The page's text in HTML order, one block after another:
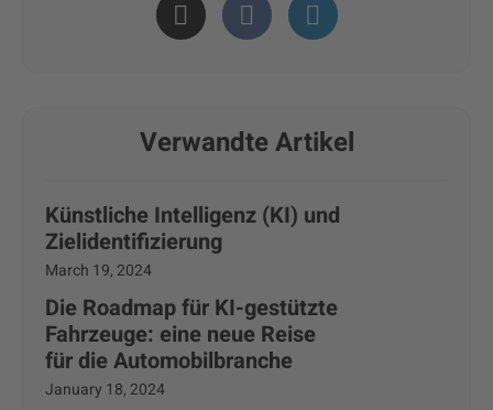
Verwandte Artikel
Künstliche Intelligenz (KI) und
Zielidentifizierung
March 19, 2024
Die Roadmap für KI-gestützte
Fahrzeuge: eine neue Reise
für die Automobilbranche
January 18, 2024